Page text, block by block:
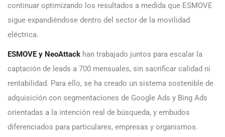
continuar optimizando los resultados a medida que ESMOVE
sigue expandiéndose dentro del sector de la movilidad
eléctrica.
ESMOVE y NeoAttack han trabajado juntos para escalar la
captación de leads a 700 mensuales, sin sacrificar calidad ni
rentabilidad. Para ello, se ha creado un sistema sostenible de
adquisición con segmentaciones de Google Ads y Bing Ads
orientadas a la intención real de búsqueda, y embudos
diferenciados para particulares, empresas y organismos.